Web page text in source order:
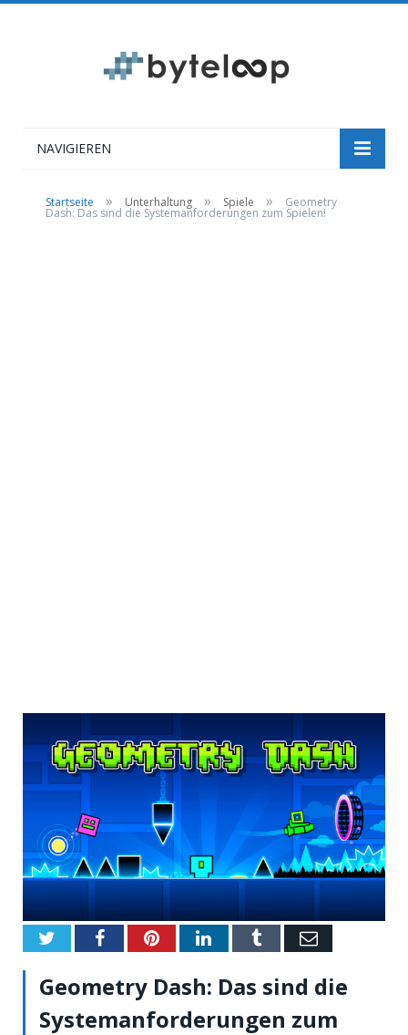
NAVIGIEREN
Startseite » Unterhaltung » Spiele » Geometry
Dash: Das sind die Systemanforderungen zum Spielen!
TwitterFacebookPinterestLinkedInTumblrEmail
Geometry Dash: Das sind die
Systemanforderungen zum